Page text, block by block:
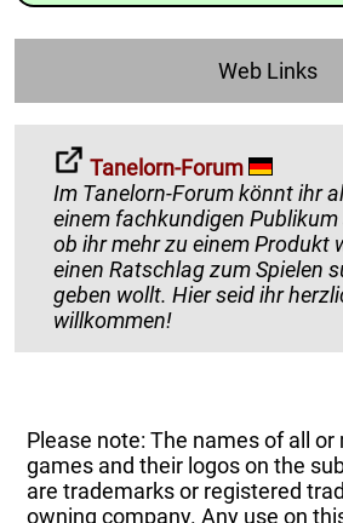
Web Links
Tanelorn-Forum
Im Tanelorn-Forum könnt ihr
einem fachkundigen Publikum
ob ihr mehr zu einem Produkt wissen wollt¸
einen Ratschlag zum Spielen
geben wollt. Hier seid ihr herzlich
willkommen!
Please note: The names of all
games and their logos on the
are trademarks or registered
owning company. Any use on